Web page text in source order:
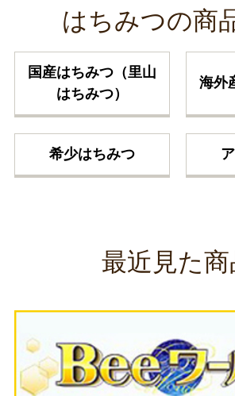
はちみつの商
国産はちみつ（里山
はちみつ）
海外
希少はちみつ
最近見た商